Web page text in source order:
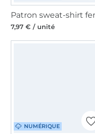
7,97 € / unité
NUMÉRIQUE